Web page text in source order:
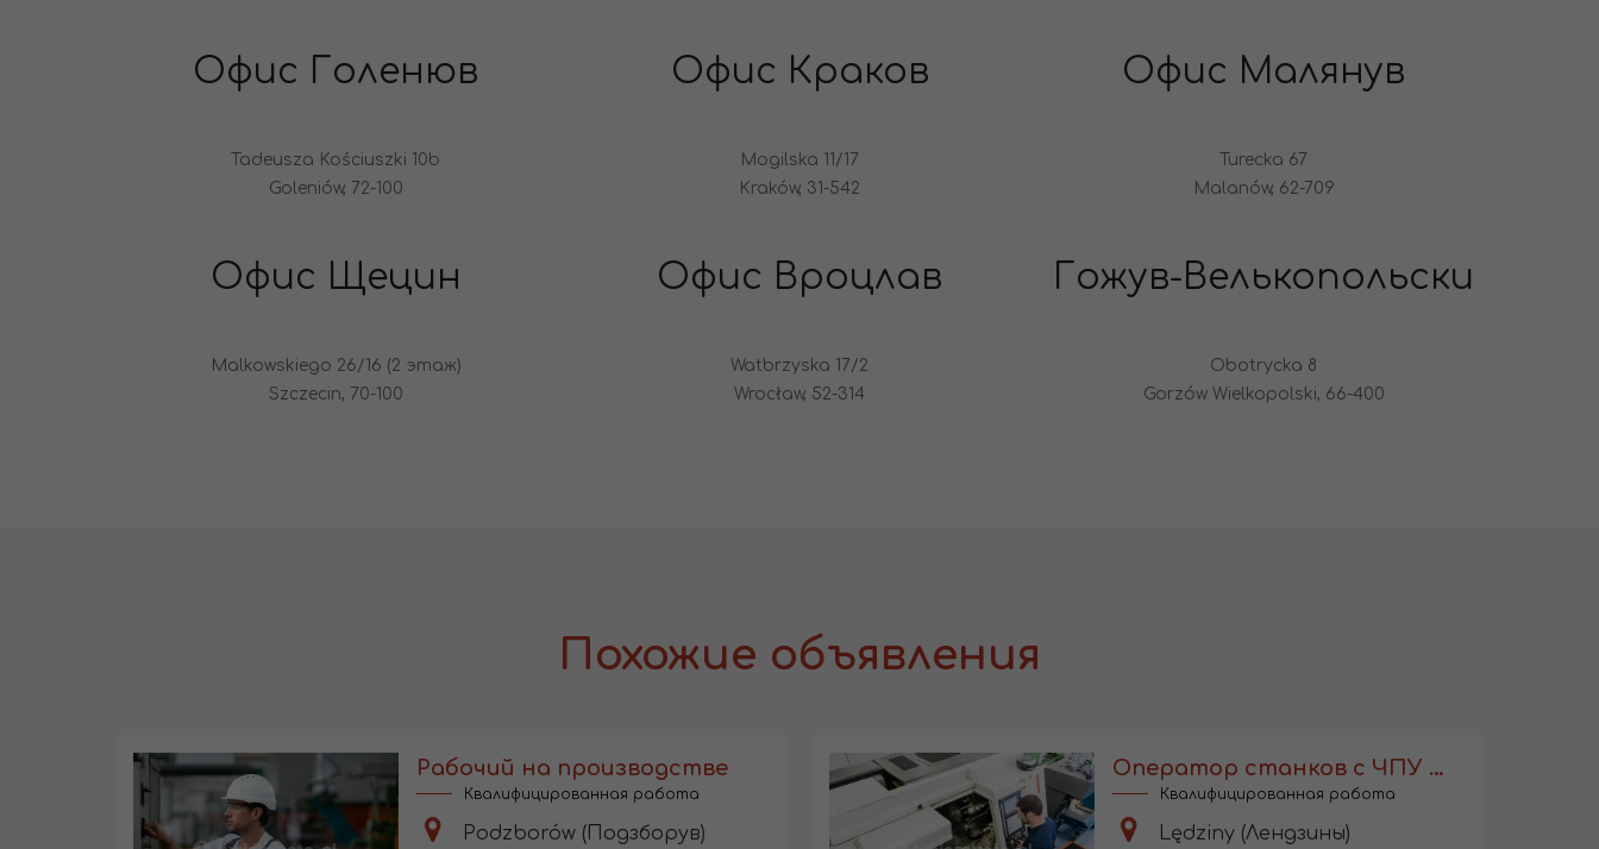
Офис Голенюв
Tadeusza Kościuszki 10b
Goleniów, 72-100
Офис Краков
Mogilska 11/17
Kraków, 31-542
Офис Малянув
Turecka 67
Malanów, 62-709
Офис Щецин
Malkowskiego 26/16 (2 этаж)
Szczecin, 70-100
Офис Вроцлав
Watbrzyska 17/2
Wrocław, 52-314
Гожув-Велькопольски
Obotrycka 8
Gorzów Wielkopolski, 66-400
Похожие объявления
Рабочий на производстве
Квалифицированная работа
Podzborów (Подзборув)
Оператор станков с ЧПУ с обучением
Квалифицированная работа
Lędziny (Лендзины)